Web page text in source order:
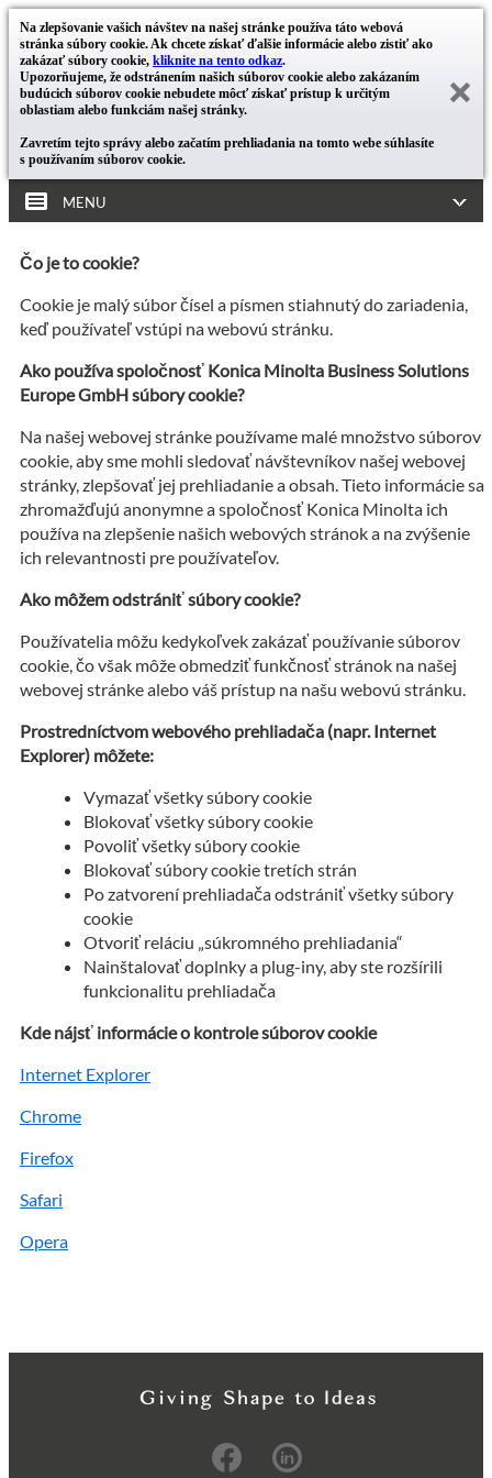
Na zlepšovanie vašich návštev na našej stránke používa táto webová
stránka súbory cookie. Ak chcete získať ďalšie informácie alebo zistiť ako
zakázať súbory cookie, kliknite na tento odkaz.
Upozorňujeme, že odstránením našich súborov cookie alebo zakázaním
budúcich súborov cookie nebudete môcť získať prístup k určitým
oblastiam alebo funkciám našej stránky.
Zavretím tejto správy alebo začatím prehliadania na tomto webe súhlasíte
s používaním súborov cookie.
MENU
Čo je to cookie?
Cookie je malý súbor čísel a písmen stiahnutý do zariadenia,
keď používateľ vstúpi na webovú stránku.
Ako používa spoločnosť Konica Minolta Business Solutions
Europe GmbH súbory cookie?
Na našej webovej stránke používame malé množstvo súborov
cookie, aby sme mohli sledovať návštevníkov našej webovej
stránky, zlepšovať jej prehliadanie a obsah. Tieto informácie sa
zhromažďujú anonymne a spoločnosť Konica Minolta ich
používa na zlepšenie našich webových stránok a na zvýšenie
ich relevantnosti pre používateľov.
Ako môžem odstrániť súbory cookie?
Používatelia môžu kedykoľvek zakázať používanie súborov
cookie, čo však môže obmedziť funkčnosť stránok na našej
webovej stránke alebo váš prístup na našu webovú stránku.
Prostredníctvom webového prehliadača (napr. Internet
Explorer) môžete:
Vymazať všetky súbory cookie
Blokovať všetky súbory cookie
Povoliť všetky súbory cookie
Blokovať súbory cookie tretích strán
Po zatvorení prehliadača odstrániť všetky súbory
cookie
Otvoriť reláciu „súkromného prehliadania“
Nainštalovať doplnky a plug-iny, aby ste rozšírili
funkcionalitu prehliadača
Kde nájsť informácie o kontrole súborov cookie
Internet Explorer
Chrome
Firefox
Safari
Opera